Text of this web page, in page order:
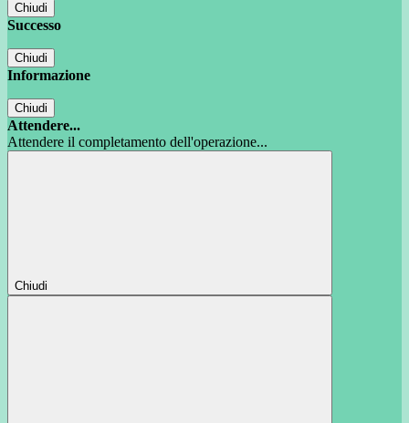
Chiudi
Successo
Chiudi
Informazione
Chiudi
Attendere...
Attendere il completamento dell'operazione...
Chiudi